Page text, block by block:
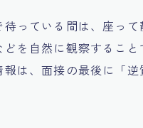
っている間は、座っ
どを自然に観察するこ
は、面接の最後に「